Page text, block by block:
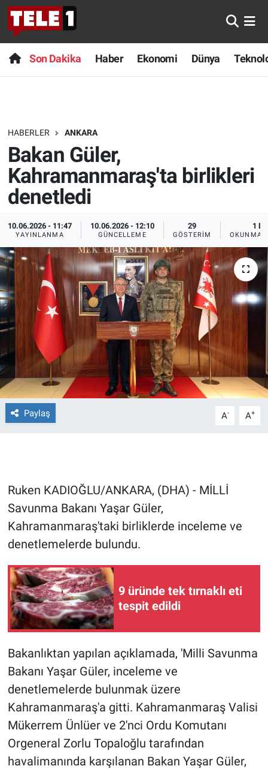
Son Dakika Haber Ekonomi Dünya
HABERLER ANKARA
Bakan Güler,
Kahramanmaraş'ta birlikleri
denetledi
10.06.2026 - 11:47
YAYINLANMA
10.06.2026 - 12:10
GÜNCELLEME
29
GÖSTERIM
1 DK
OKUNMA
Paylaş A- A+
Ruken KADIOĞLU/ANKARA, (DHA) - MİLLİ
Savunma Bakanı Yaşar Güler,
Kahramanmaraş'taki birliklerde inceleme ve
denetlemelerde bulundu.
9 üründe tek tırnaklı eti
tespit edildi
Bakanlıktan yapılan açıklamada, 'Milli Savunma
Bakanı Yaşar Güler, inceleme ve
denetlemelerde bulunmak üzere
Kahramanmaraş'a gitti. Kahramanmaraş Valisi
Mükerrem Ünlüer ve 2'nci Ordu Komutanı
Orgeneral Zorlu Topaloğlu tarafından
havalimanında karşılanan Bakan Yaşar Güler,
Anında Manşet
Başka Sohbetler
Bilim turu
Bilim ve Teknoloji Evreni
Doğa Konuşuyor
Dünya
Ege Saati
Ege'den Esintiler
Eğitim
Eğlence
Ekonomi
Forum
Gün Bitiyor
Gündem Özel
Günün görüntüsü
Haber
İlan
Kimdir
Koronavirüs
Kültür Sanat
Son Dakika
Haber
Dünya
Teknoloji
Sağlık
Spor
Yayın Akışı
İletişim
Nöbetçi Eczaneler
Hava Durumu
Trafik Durumu
Süper Lig Puan Durumu ve Fikstür
Tüm Manşetler
Son Dakika Haberleri
Haber Arşivi